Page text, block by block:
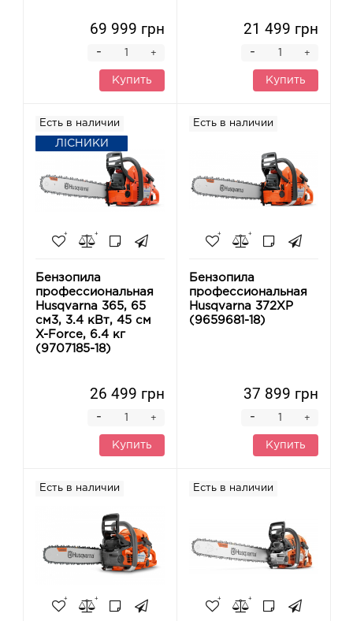
69 999 грн
+
-
Купить
21 499 грн
+
-
Купить
Есть в наличии
ЛІСНИКИ
Бензопила
профессиональная
Husqvarna 365, 65
см3, 3.4 кВт, 45 см
X-Force, 6.4 кг
(9707185-18)
26 499 грн
+
-
Купить
Есть в наличии
Бензопила
профессиональная
Husqvarna 372XP
(9659681-18)
37 899 грн
+
-
Купить
Есть в наличии Есть в наличии